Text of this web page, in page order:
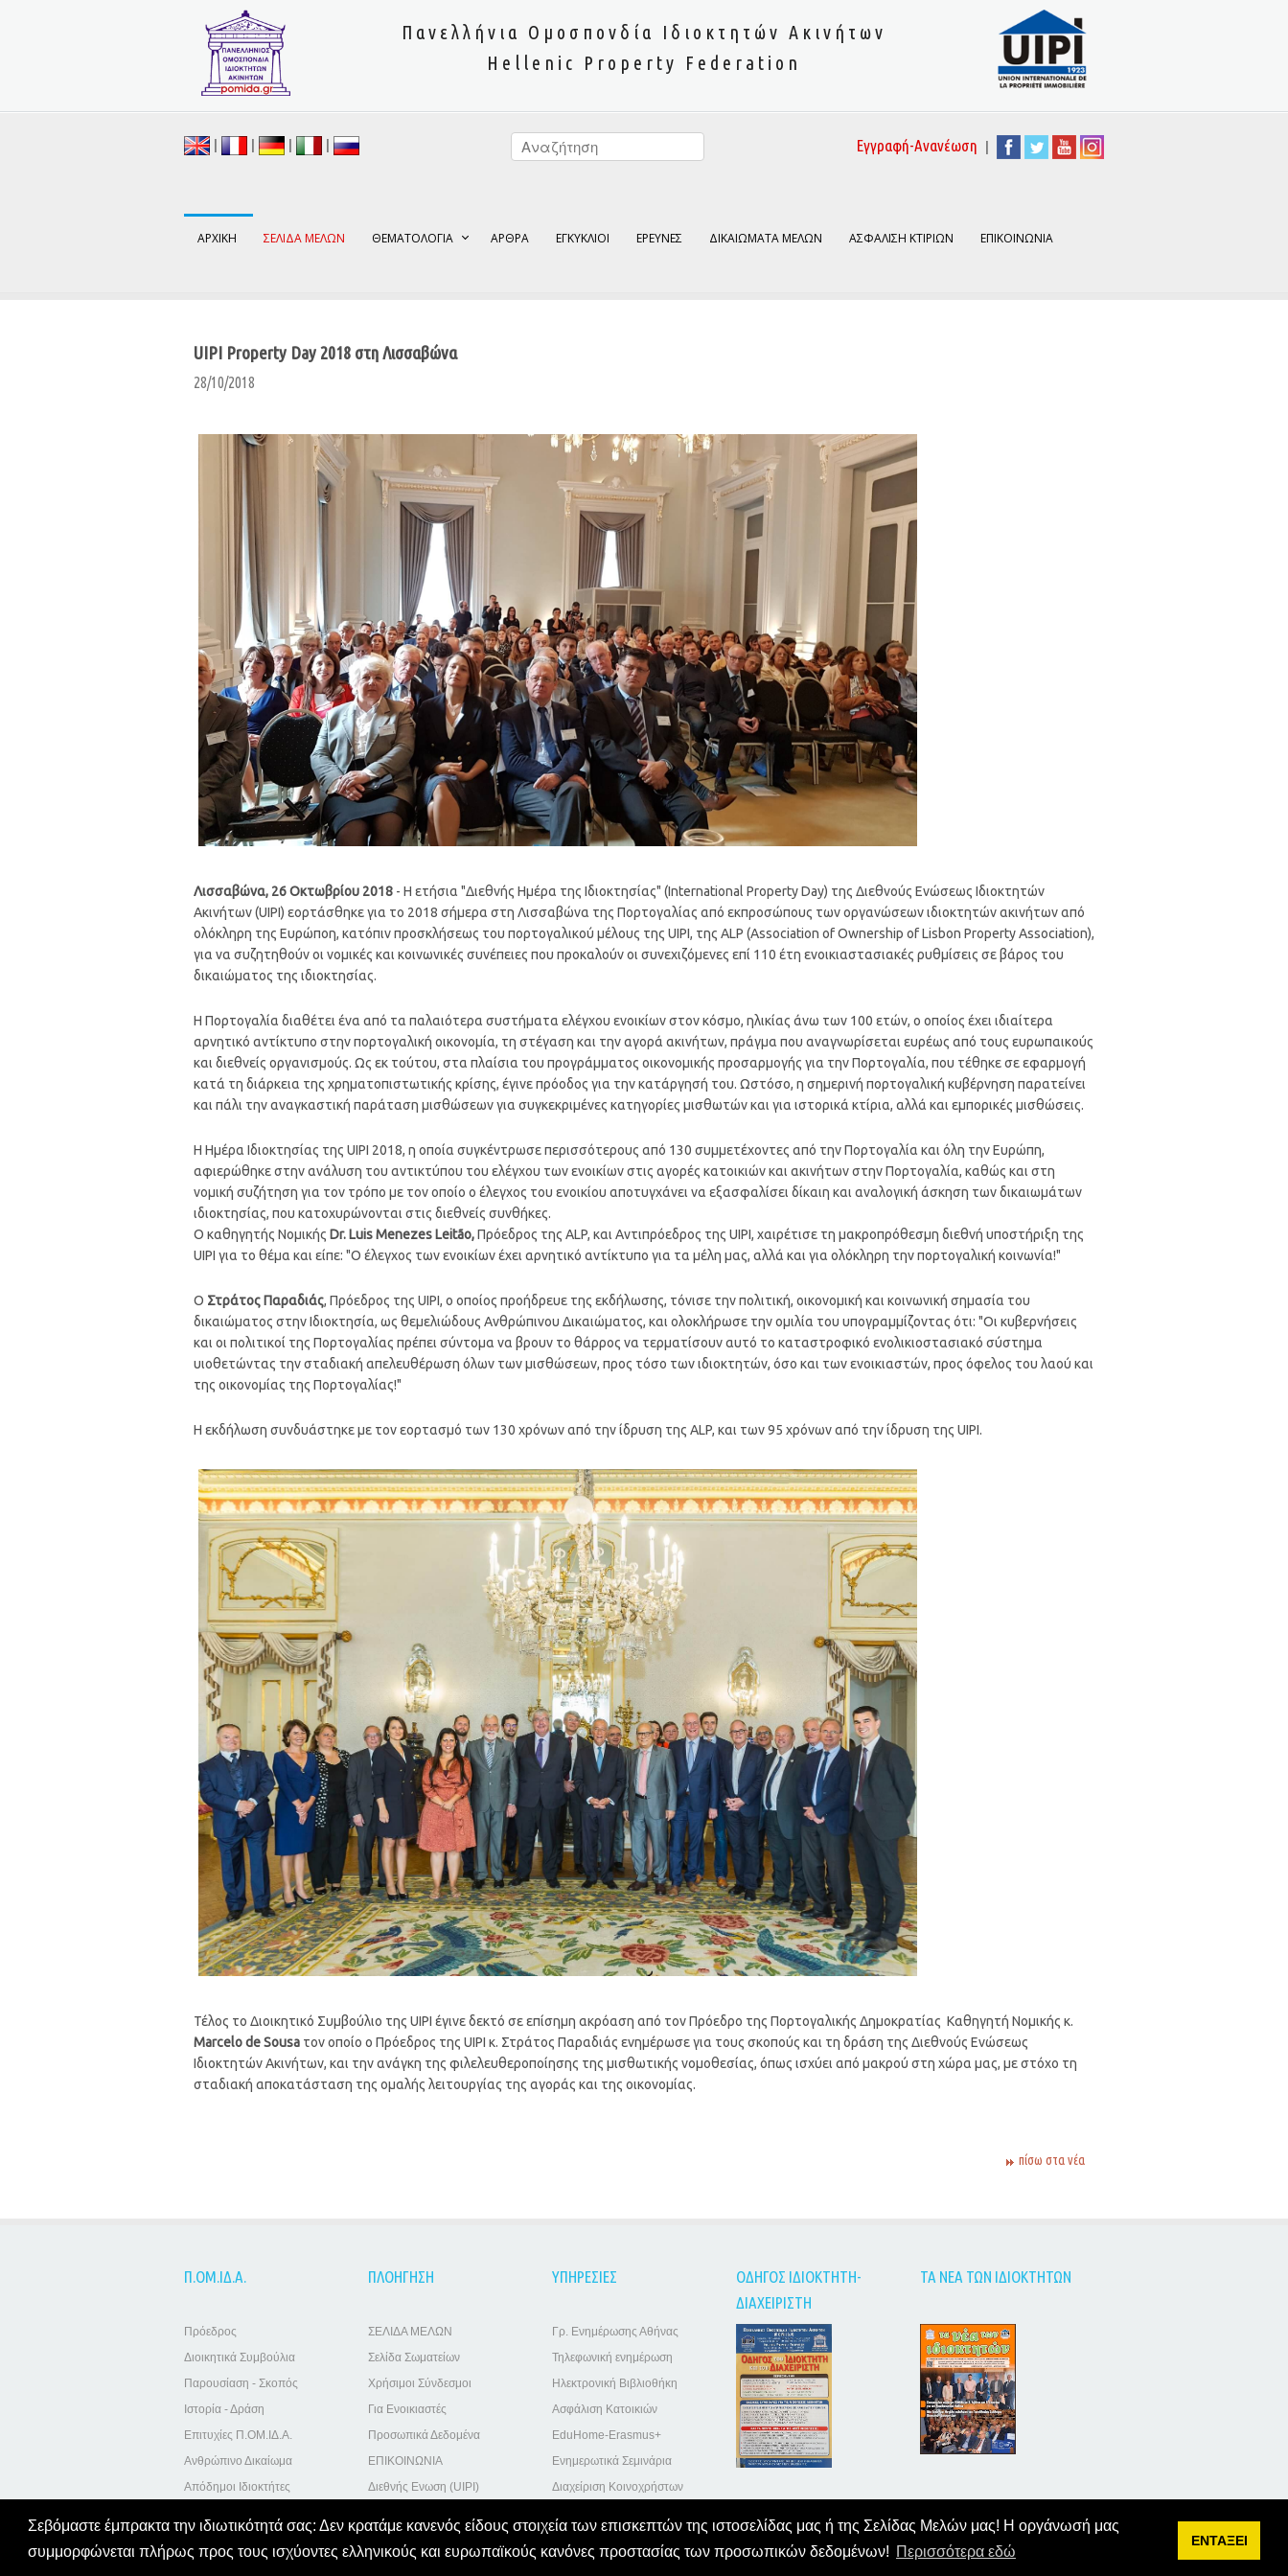
Σεβόμαστε έμπρακτα την ιδιωτικότητά σας: Δεν κρατάμε κανενός είδους στοιχεία των επισκεπτών της ιστοσελίδας μας ή της Σελίδας Μελών μας! Η οργάνωσή μας
συμμορφώνεται πλήρως προς τους ισχύοντες ελληνικούς και ευρωπαϊκούς κανόνες προστασίας των προσωπικών δεδομένων! Περισσότερα εδώ
ΕΝΤΑΞΕΙ
Πανελλήνια Ομοσπονδία Ιδιοκτητών Ακινήτων
Hellenic Property Federation
| | | | Εγγραφή-Ανανέωση |
ΑΡΧΙΚΗ ΣΕΛΙΔΑ ΜΕΛΩΝ ΘΕΜΑΤΟΛΟΓΙΑ ΑΡΘΡΑ ΕΓΚΥΚΛΙΟΙ ΕΡΕΥΝΕΣ ΔΙΚΑΙΩΜΑΤΑ ΜΕΛΩΝ ΑΣΦΑΛΙΣΗ ΚΤΙΡΙΩΝ ΕΠΙΚΟΙΝΩΝΙΑ
UIPI Property Day 2018 στη Λισσαβώνα
28/10/2018
Λισσαβώνα, 26 Οκτωβρίου 2018 - Η ετήσια "Διεθνής Ημέρα της Ιδιοκτησίας" (International Property Day) της Διεθνούς Ενώσεως Ιδιοκτητών
Ακινήτων (UIPI) εορτάσθηκε για το 2018 σήμερα στη Λισσαβώνα της Πορτογαλίας από εκπροσώπους των οργανώσεων ιδιοκτητών ακινήτων από
ολόκληρη της Ευρώποη, κατόπιν προσκλήσεως του πορτογαλικού μέλους της UIPI, της ALP (Association of Ownership of Lisbon Property Association),
για να συζητηθούν οι νομικές και κοινωνικές συνέπειες που προκαλούν οι συνεχιζόμενες επί 110 έτη ενοικιαστασιακές ρυθμίσεις σε βάρος του
δικαιώματος της ιδιοκτησίας.
Η Πορτογαλία διαθέτει ένα από τα παλαιότερα συστήματα ελέγχου ενοικίων στον κόσμο, ηλικίας άνω των 100 ετών, ο οποίος έχει ιδιαίτερα
αρνητικό αντίκτυπο στην πορτογαλική οικονομία, τη στέγαση και την αγορά ακινήτων, πράγμα που αναγνωρίσεται ευρέως από τους ευρωπαικούς
και διεθνείς οργανισμούς. Ως εκ τούτου, στα πλαίσια του προγράμματος οικονομικής προσαρμογής για την Πορτογαλία, που τέθηκε σε εφαρμογή
κατά τη διάρκεια της χρηματοπιστωτικής κρίσης, έγινε πρόοδος για την κατάργησή του. Ωστόσο, η σημερινή πορτογαλική κυβέρνηση παρατείνει
και πάλι την αναγκαστική παράταση μισθώσεων για συγκεκριμένες κατηγορίες μισθωτών και για ιστορικά κτίρια, αλλά και εμπορικές μισθώσεις.
Η Ημέρα Ιδιοκτησίας της UIPI 2018, η οποία συγκέντρωσε περισσότερους από 130 συμμετέχοντες από την Πορτογαλία και όλη την Ευρώπη,
αφιερώθηκε στην ανάλυση του αντικτύπου του ελέγχου των ενοικίων στις αγορές κατοικιών και ακινήτων στην Πορτογαλία, καθώς και στη
νομική συζήτηση για τον τρόπο με τον οποίο ο έλεγχος του ενοικίου αποτυγχάνει να εξασφαλίσει δίκαιη και αναλογική άσκηση των δικαιωμάτων
ιδιοκτησίας, που κατοχυρώνονται στις διεθνείς συνθήκες.
Ο καθηγητής Νομικής Dr. Luis Menezes Leitão,Πρόεδρος της ALP, και Αντιπρόεδρος της UIPI, χαιρέτισε τη μακροπρόθεσμη διεθνή υποστήριξη της
UIPI για το θέμα και είπε: "Ο έλεγχος των ενοικίων έχει αρνητικό αντίκτυπο για τα μέλη μας, αλλά και για ολόκληρη την πορτογαλική κοινωνία!"
Ο Στράτος Παραδιάς, Πρόεδρος της UIPI, ο οποίος προήδρευε της εκδήλωσης, τόνισε την πολιτική, οικονομική και κοινωνική σημασία του
δικαιώματος στην Ιδιοκτησία, ως θεμελιώδους Ανθρώπινου Δικαιώματος, και ολοκλήρωσε την ομιλία του υπογραμμίζοντας ότι: "Οι κυβερνήσεις
και οι πολιτικοί της Πορτογαλίας πρέπει σύντομα να βρουν το θάρρος να τερματίσουν αυτό το καταστροφικό ενολικιοστασιακό σύστημα
υιοθετώντας την σταδιακή απελευθέρωση όλων των μισθώσεων, προς τόσο των ιδιοκτητών, όσο και των ενοικιαστών, προς όφελος του λαού και
της οικονομίας της Πορτογαλίας!"
Η εκδήλωση συνδυάστηκε με τον εορτασμό των 130 χρόνων από την ίδρυση της ALP, και των 95 χρόνων από την ίδρυση της UIPI.
Τέλος το Διοικητικό Συμβούλιο της UIPI έγινε δεκτό σε επίσημη ακρόαση από τον Πρόεδρο της Πορτογαλικής Δημοκρατίας Καθηγητή Νομικής κ.
Marcelo de Sousa τον οποίο ο Πρόεδρος της UIPI κ. Στράτος Παραδιάς ενημέρωσε για τους σκοπούς και τη δράση της Διεθνούς Ενώσεως
Ιδιοκτητών Ακινήτων, και την ανάγκη της φιλελευθεροποίησης της μισθωτικής νομοθεσίας, όπως ισχύει από μακρού στη χώρα μας, με στόχο τη
σταδιακή αποκατάσταση της ομαλής λειτουργίας της αγοράς και της οικονομίας.
πίσω στα νέα
Π.ΟΜ.ΙΔ.Α.
Πρόεδρος
Διοικητικά Συμβούλια
Παρουσίαση - Σκοπός
Ιστορία - Δράση
Επιτυχίες Π.ΟΜ.ΙΔ.Α.
Ανθρώπινο Δικαίωμα
Απόδημοι Ιδιοκτήτες
ΠΛΟΗΓΗΣΗ
ΣΕΛΙΔΑ ΜΕΛΩΝ
Σελίδα Σωματείων
Χρήσιμοι Σύνδεσμοι
Για Ενοικιαστές
Προσωπικά Δεδομένα
ΕΠΙΚΟΙΝΩΝΙΑ
Διεθνής Ενωση (UIPI)
ΥΠΗΡΕΣΙΕΣ
Γρ. Ενημέρωσης Αθήνας
Τηλεφωνική ενημέρωση
Ηλεκτρονική Βιβλιοθήκη
Ασφάλιση Κατοικιών
EduHome-Erasmus+
Ενημερωτικά Σεμινάρια
Διαχείριση Κοινοχρήστων
ΟΔΗΓΟΣ ΙΔΙΟΚΤΗΤΗ-
ΔΙΑΧΕΙΡΙΣΤΗ
ΤΑ ΝΕΑ ΤΩΝ ΙΔΙΟΚΤΗΤΩΝ